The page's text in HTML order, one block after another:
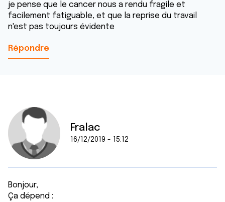
je pense que le cancer nous a rendu fragile et
facilement fatiguable, et que la reprise du travail
n'est pas toujours évidente
Répondre
Fralac
16/12/2019 - 15:12
Bonjour,
Ça dépend :